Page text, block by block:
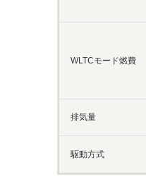
WLTCモード燃費
排気量
駆動方式